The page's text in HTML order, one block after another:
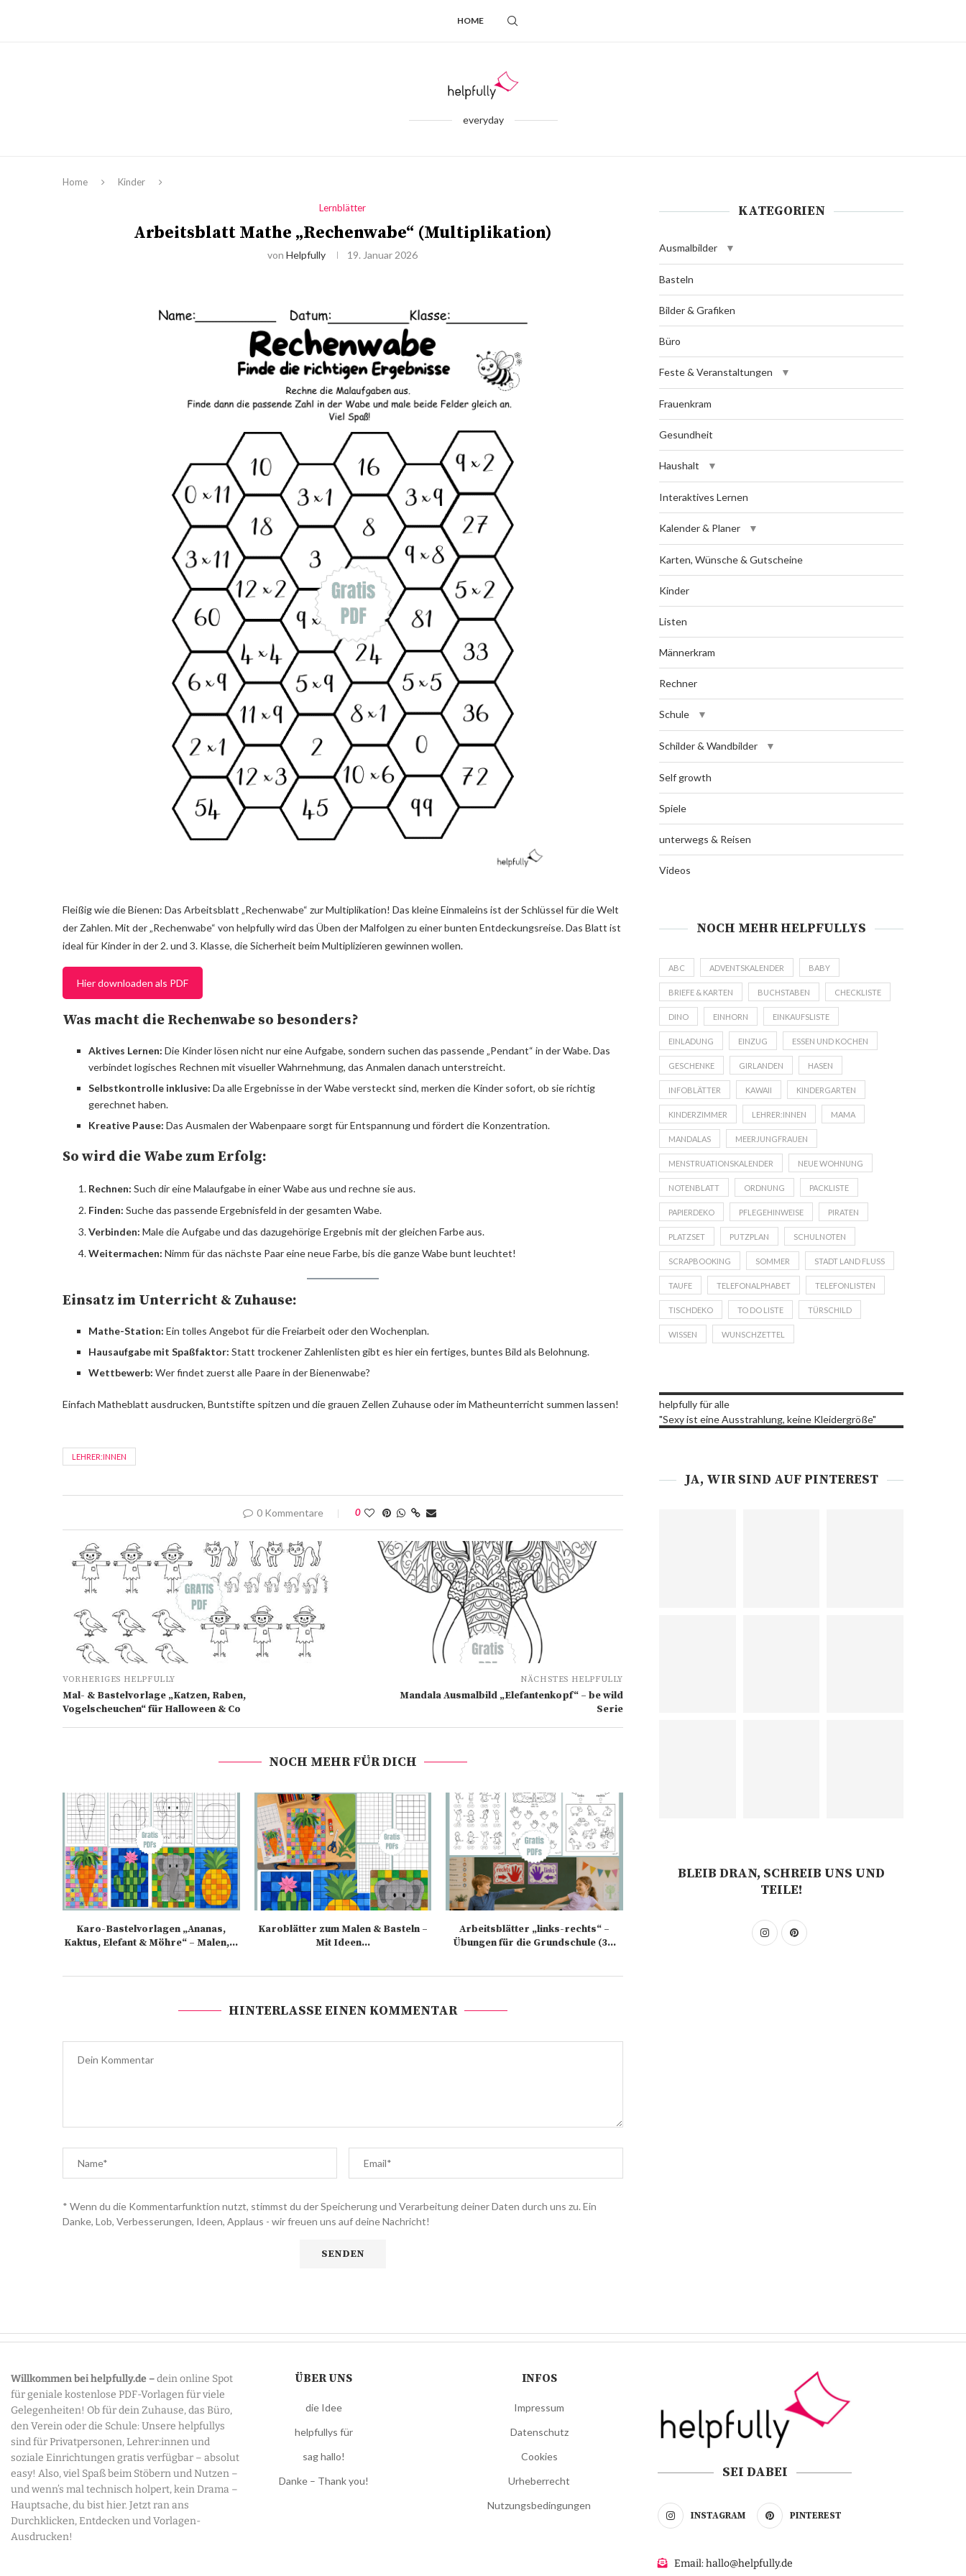
HOME
everyday
Home Kinder
Lernblätter
Arbeitsblatt Mathe „Rechenwabe“ (Multiplikation)
vonHelpfully 19. Januar 2026
Fleißig wie die Bienen: Das Arbeitsblatt „Rechenwabe“ zur Multiplikation! Das kleine Einmaleins ist der Schlüssel für die Welt
der Zahlen. Mit der „Rechenwabe“ von helpfully wird das Üben der Malfolgen zu einer bunten Entdeckungsreise. Das Blatt ist
ideal für Kinder in der 2. und 3. Klasse, die Sicherheit beim Multiplizieren gewinnen wollen.
Hier downloaden als PDF
Was macht die Rechenwabe so besonders?
Aktives Lernen: Die Kinder lösen nicht nur eine Aufgabe, sondern suchen das passende „Pendant“ in der Wabe. Das
verbindet logisches Rechnen mit visueller Wahrnehmung, das Anmalen danach unterstreicht.
Selbstkontrolle inklusive: Da alle Ergebnisse in der Wabe versteckt sind, merken die Kinder sofort, ob sie richtig
gerechnet haben.
Kreative Pause: Das Ausmalen der Wabenpaare sorgt für Entspannung und fördert die Konzentration.
So wird die Wabe zum Erfolg:
Rechnen: Such dir eine Malaufgabe in einer Wabe aus und rechne sie aus.
Finden: Suche das passende Ergebnisfeld in der gesamten Wabe.
Verbinden: Male die Aufgabe und das dazugehörige Ergebnis mit der gleichen Farbe aus.
Weitermachen: Nimm für das nächste Paar eine neue Farbe, bis die ganze Wabe bunt leuchtet!
Einsatz im Unterricht & Zuhause:
Mathe-Station: Ein tolles Angebot für die Freiarbeit oder den Wochenplan.
Hausaufgabe mit Spaßfaktor: Statt trockener Zahlenlisten gibt es hier ein fertiges, buntes Bild als Belohnung.
Wettbewerb: Wer findet zuerst alle Paare in der Bienenwabe?
Einfach Matheblatt ausdrucken, Buntstifte spitzen und die grauen Zellen Zuhause oder im Matheunterricht summen lassen!
LEHRER:INNEN
0 Kommentare 0
VORHERIGES HELPFULLY
Mal- & Bastelvorlage „Katzen, Raben,
Vogelscheuchen“ für Halloween & Co
NÄCHSTES HELPFULLY
Mandala Ausmalbild „Elefantenkopf“ – be wild
Serie
NOCH MEHR FÜR DICH
Karo-Bastelvorlagen „Ananas,
Kaktus, Elefant & Möhre“ – Malen,...
Karoblätter zum Malen & Basteln –
Mit Ideen...
Arbeitsblätter „links-rechts“ –
Übungen für die Grundschule (3...
HINTERLASSE EINEN KOMMENTAR
* Wenn du die Kommentarfunktion nutzt, stimmst du der Speicherung und Verarbeitung deiner Daten durch uns zu. Ein
Danke, Lob, Verbesserungen, Ideen, Applaus - wir freuen uns auf deine Nachricht!
KATEGORIEN
Ausmalbilder
Basteln
Bilder & Grafiken
Büro
Feste & Veranstaltungen
Frauenkram
Gesundheit
Haushalt
Interaktives Lernen
Kalender & Planer
Karten, Wünsche & Gutscheine
Kinder
Listen
Männerkram
Rechner
Schule
Schilder & Wandbilder
Self growth
Spiele
unterwegs & Reisen
Videos
NOCH MEHR HELPFULLYS
ABC ADVENTSKALENDER BABY
BRIEFE & KARTEN BUCHSTABEN CHECKLISTE
DINO EINHORN EINKAUFSLISTE
EINLADUNG EINZUG ESSEN UND KOCHEN
GESCHENKE GIRLANDEN HASEN
INFOBLÄTTER KAWAII KINDERGARTEN
KINDERZIMMER LEHRER:INNEN MAMA
MANDALAS MEERJUNGFRAUEN
MENSTRUATIONSKALENDER NEUE WOHNUNG
NOTENBLATT ORDNUNG PACKLISTE
PAPIERDEKO PFLEGEHINWEISE PIRATEN
PLATZSET PUTZPLAN SCHULNOTEN
SCRAPBOOKING SOMMER STADT LAND FLUSS
TAUFE TELEFONALPHABET TELEFONLISTEN
TISCHDEKO TO DO LISTE TÜRSCHILD
WISSEN WUNSCHZETTEL
helpfully für alle
"Sexy ist eine Ausstrahlung, keine Kleidergröße"
JA, WIR SIND AUF PINTEREST
BLEIB DRAN, SCHREIB UNS UND
TEILE!
Willkommen bei helpfully.de –dein online Spot
für geniale kostenlose PDF-Vorlagen für viele
Gelegenheiten! Ob für dein Zuhause, das Büro,
den Verein oder die Schule: Unsere helpfullys
sind für Privatpersonen, Lehrer:innen und
soziale Einrichtungen gratis verfügbar – absolut
easy! Also, viel Spaß beim Stöbern und Nutzen –
und wenn’s mal technisch holpert, kein Drama –
Hauptsache, du bist hier. Jetzt ran ans
Durchklicken, Entdecken und Vorlagen-
Ausdrucken!
ÜBER UNS
die Idee
helpfullys für
sag hallo!
Danke – Thank you!
INFOS
Impressum
Datenschutz
Cookies
Urheberrecht
Nutzungsbedingungen
SEI DABEI
INSTAGRAM PINTEREST
Email: hallo@helpfully.de